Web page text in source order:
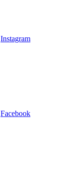
Instagram
Facebook